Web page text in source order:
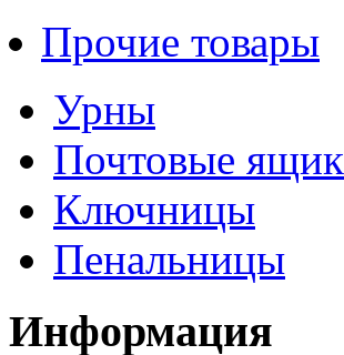
Прочие товары
Урны
Почтовые
Ключницы
Пенальницы
Информация